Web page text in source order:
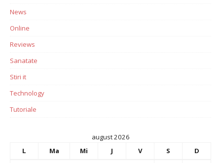
News
Online
Reviews
Sanatate
Stiri it
Technology
Tutoriale
august 2026
L
Ma Mi J V S
D